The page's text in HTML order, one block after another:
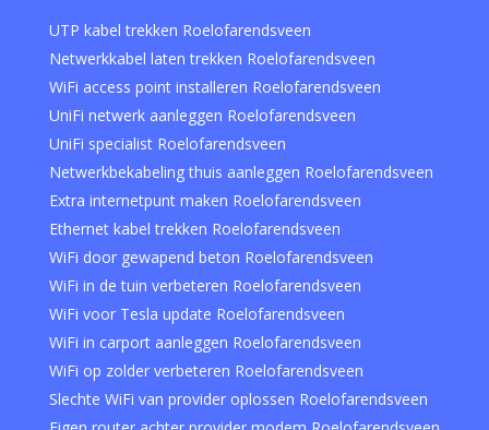
UTP kabel trekken Roelofarendsveen
Netwerkkabel laten trekken Roelofarendsveen
WiFi access point installeren Roelofarendsveen
UniFi netwerk aanleggen Roelofarendsveen
UniFi specialist Roelofarendsveen
Netwerkbekabeling thuis aanleggen Roelofarendsveen
Extra internetpunt maken Roelofarendsveen
Ethernet kabel trekken Roelofarendsveen
WiFi door gewapend beton Roelofarendsveen
WiFi in de tuin verbeteren Roelofarendsveen
WiFi voor Tesla update Roelofarendsveen
WiFi in carport aanleggen Roelofarendsveen
WiFi op zolder verbeteren Roelofarendsveen
Slechte WiFi van provider oplossen Roelofarendsveen